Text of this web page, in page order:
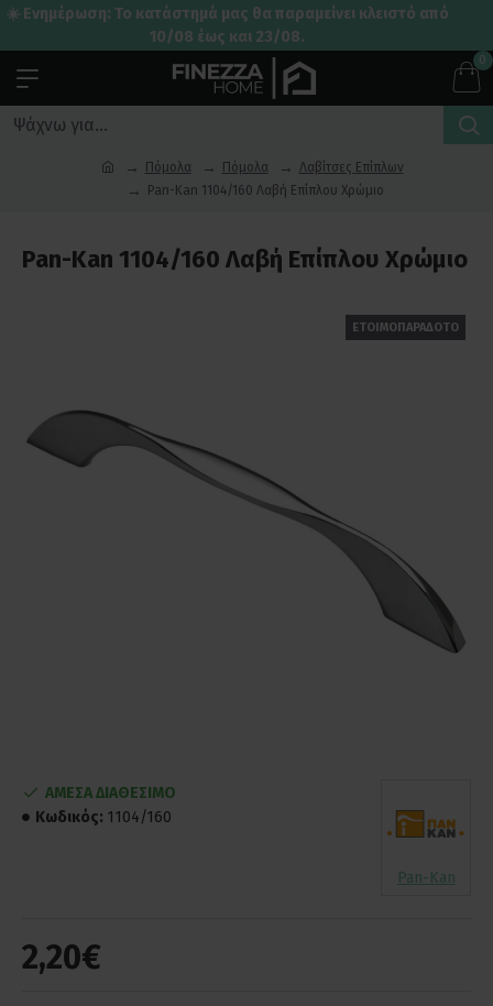
☀️ Ενημέρωση: Το κατάστημά μας θα παραμείνει κλειστό από
10/08 έως και 23/08.
0
Πόμολα Πόμολα
Λαβίτσες Επίπλων
Pan-Kan 1104/160 Λαβή Επίπλου Χρώμιο
Pan-Kan 1104/160 Λαβή Επίπλου Χρώμιο
ΕΤΟΙΜΟΠΑΡΑΔΟΤΟ
2,20€
ΑΜΕΣΑ ΔΙΑΘΕΣΙΜΟ
Κωδικός: 1104/160
Pan-Kan